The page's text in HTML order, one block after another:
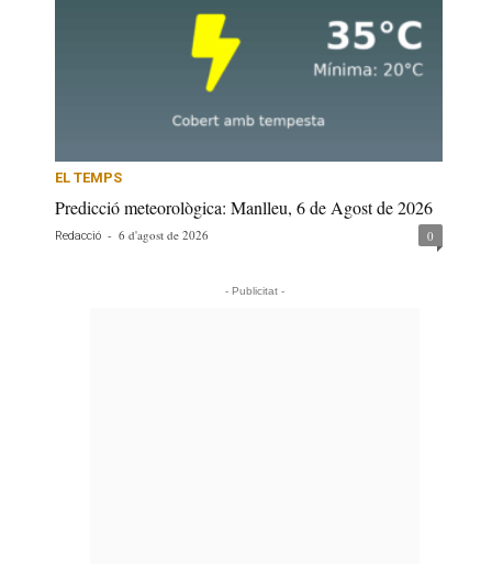
EL TEMPS
Predicció meteorològica: Manlleu, 6 de Agost de 2026
Redacció - 6 d'agost de 2026 0
- Publicitat -